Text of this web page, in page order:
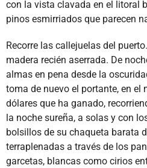
con la vista clavada en el litoral
pinos esmirriados que parecen
Recorre las callejuelas del
madera recién aserrada. De
almas en pena desde la
toma de nuevo el portante, en el
dólares que ha ganado,
la noche sureña, a solas y con
bolsillos de su chaqueta barata
terraplenadas a través de los
garcetas, blancas como cirios